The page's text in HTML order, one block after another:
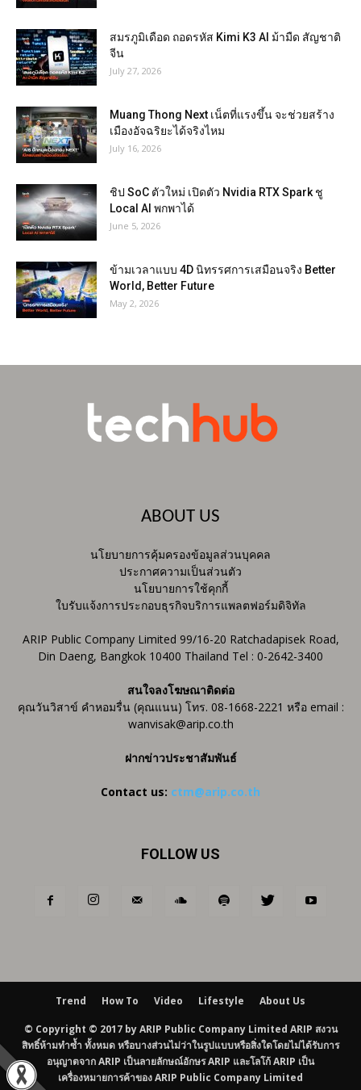
สมรภูมิเดือด ถอดรหัส Kimi K3 AI ม้ามืด สัญชาติ
จีน
July 27, 2026
Muang Thong Next เน็ตที่แรงขึ้น จะช่วยสร้าง
เมืองอัจฉริยะได้จริงไหม
July 16, 2026
ชิป SoC ตัวใหม่ เปิดตัว Nvidia RTX Spark ชู
Local AI พกพาได้
June 5, 2026
ข้ามเวลาแบบ 4D นิทรรศการเสมือนจริง Better
World, Better Future
May 2, 2026
ABOUT US
นโยบายการคุ้มครองข้อมูลส่วนบุคคล
ประกาศความเป็นส่วนตัว
นโยบายการใช้คุกกี้
ใบรับแจ้งการประกอบธุรกิจบริการแพลตฟอร์มดิจิทัล
ARIP Public Company Limited 99/16-20 Ratchadapisek Road,
Din Daeng, Bangkok 10400 Thailand Tel : 0-2642-3400
สนใจลงโฆษณาติดต่อ
คุณวันวิสาข์ คำหอมรื่น (คุณแนน) โทร. 08-1668-2221 หรือ email :
wanvisak@arip.co.th
ฝากข่าวประชาสัมพันธ์
Contact us: ctm@arip.co.th
FOLLOW US
Trend How To Video Lifestyle About Us
© Copyright © 2017 by ARIP Public Company Limited ARIP สงวน
สิทธิ์ห้ามทำซ้ำ ทั้งหมด หรือบางส่วนไม่ว่าในรูปแบบหรือสิ่งใดโดยไม่ได้รับการ
อนุญาตจาก ARIP เป็นลายลักษณ์อักษร ARIP และโลโก้ ARIP เป็น
เครื่องหมายการค้าของ ARIP Public Company Limited